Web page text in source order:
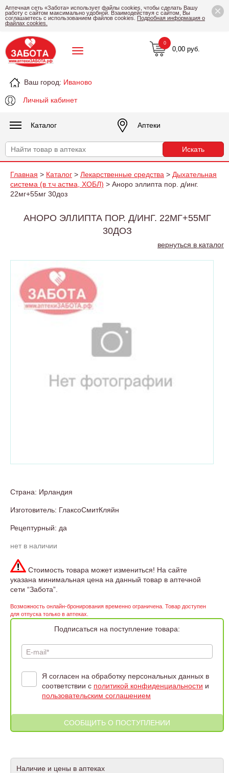
×
Аптечная сеть «Забота» использует файлы cookies, чтобы сделать Вашу
работу с сайтом максимально удобной. Взаимодействуя с сайтом, Вы
соглашаетесь с использованием файлов cookies. Подробная информация о
файлах cookies.
Ваш город: Иваново
Личный кабинет
0,00 руб.
0
Каталог Аптеки
Главная > Каталог > Лекарственные средства > Дыхательная
система (в т.ч астма, ХОБЛ) > Аноро эллипта пор. д/инг.
22мг+55мг 30доз
АНОРО ЭЛЛИПТА ПОР. Д/ИНГ. 22МГ+55МГ
30ДОЗ
вернуться в каталог
Страна: Ирландия
Изготовитель: ГлаксоСмитКляйн
Рецептурный: да
нет в наличии
Стоимость товара может измениться! На сайте
указана минимальная цена на данный товар в аптечной
сети “Забота”.
Возможность онлайн-бронирования временно ограничена. Товар доступен
для отпуска только в аптеках.
Подписаться на поступление товара:
E-mail*
Я согласен на обработку персональных данных в
соответствии с политикой конфиденциальности и
пользовательским соглашением
Наличие и цены в аптеках